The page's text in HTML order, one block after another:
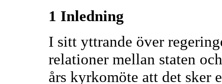
1 Inledning
I sitt yttrande över
relationer mellan staten
års kyrkomöte att det sker